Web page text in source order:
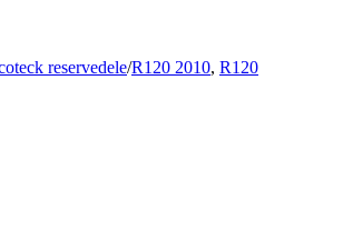
reservedele/R120 2010, R120